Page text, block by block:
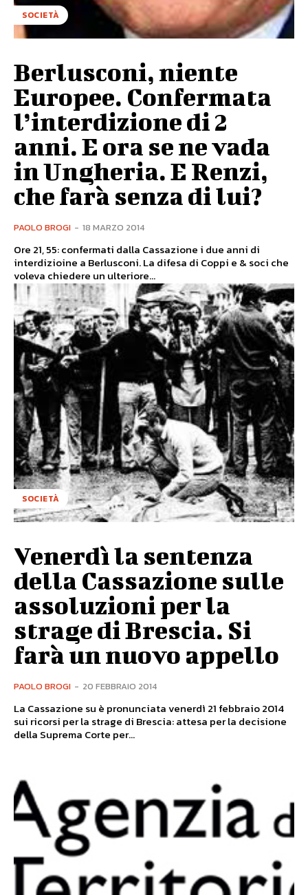
SOCIETÀ
Berlusconi, niente
Europee. Confermata
l’interdizione di 2
anni. E ora se ne vada
in Ungheria. E Renzi,
che farà senza di lui?
PAOLO BROGI - 18 MARZO 2014
Ore 21, 55: confermati dalla Cassazione i due anni di
interdizioine a Berlusconi. La difesa di Coppi e & soci che
voleva chiedere un ulteriore...
SOCIETÀ
Venerdì la sentenza
della Cassazione sulle
assoluzioni per la
strage di Brescia. Si
farà un nuovo appello
PAOLO BROGI - 20 FEBBRAIO 2014
La Cassazione su è pronunciata venerdì 21 febbraio 2014
sui ricorsi per la strage di Brescia: attesa per la decisione
della Suprema Corte per...